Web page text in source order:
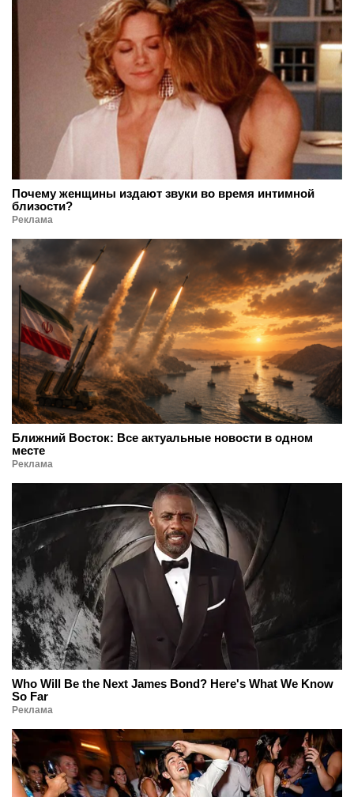
Почему женщины издают звуки во время интимной
близости?
Реклама
Ближний Восток: Все актуальные новости в одном
месте
Реклама
Who Will Be the Next James Bond? Here's What We Know
So Far
Реклама